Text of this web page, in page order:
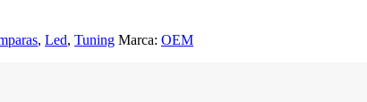
, Led, Tuning Marca: OEM